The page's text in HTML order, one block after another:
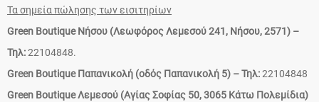
Τα σημεία πώλησης των εισιτηρίων
Green Boutique Νήσου (Λεωφόρος Λεμεσού 241, Νήσου, 2571) –
Τηλ:22104848.
Green Boutique Παπανικολή (οδός Παπανικολή 5) – Τηλ:22104848
Green Boutique Λεμεσού (Αγίας Σοφίας 50, 3065 Κάτω Πολεμίδια)